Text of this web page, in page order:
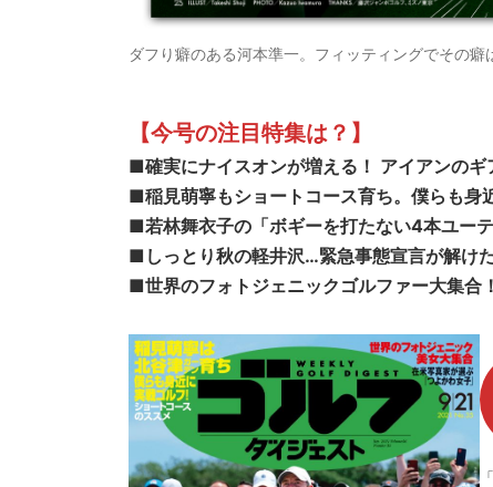
ダフり癖のある河本準一。フィッティングでその癖
【今号の注目特集は？ 】
■確実にナイスオンが増える！ アイアンのギ
■稲見萌寧もショートコース育ち。僕らも身
■若林舞衣子の「ボギーを打たない4本ユーテ
■ しっとり秋の軽井沢…緊急事態宣言が解け
■世界のフォトジェニックゴルファー大集合！